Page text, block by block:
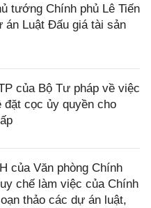
tướng Chính phủ Lê Tiến
án Luật Đấu giá tài sản
của Bộ Tư pháp về việc
đặt cọc ủy quyền cho
của Văn phòng Chính
chế làm việc của Chính
thảo các dự án luật,